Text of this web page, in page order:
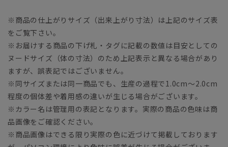
※商品の仕上がりサイズ（出来上がり寸法）は上記のサイズ表
をご覧下さい。
※お届けする商品の下げ札・タグに記載の数値は目安としての
ヌードサイズ（体の寸法）のため上記表示と異なる場合があり
ますが、誤表記ではございません。
※同サイズまたは同一商品でも、生産の過程で1.0cm～2.0cm
程度の個体差や着用感の違いが生じる場合がございます。
※カラー名は管理用の表記となります。実際の商品の色味は商
品画像をご確認ください。
※商品画像はできる限り実際の色に近づけて掲載しております